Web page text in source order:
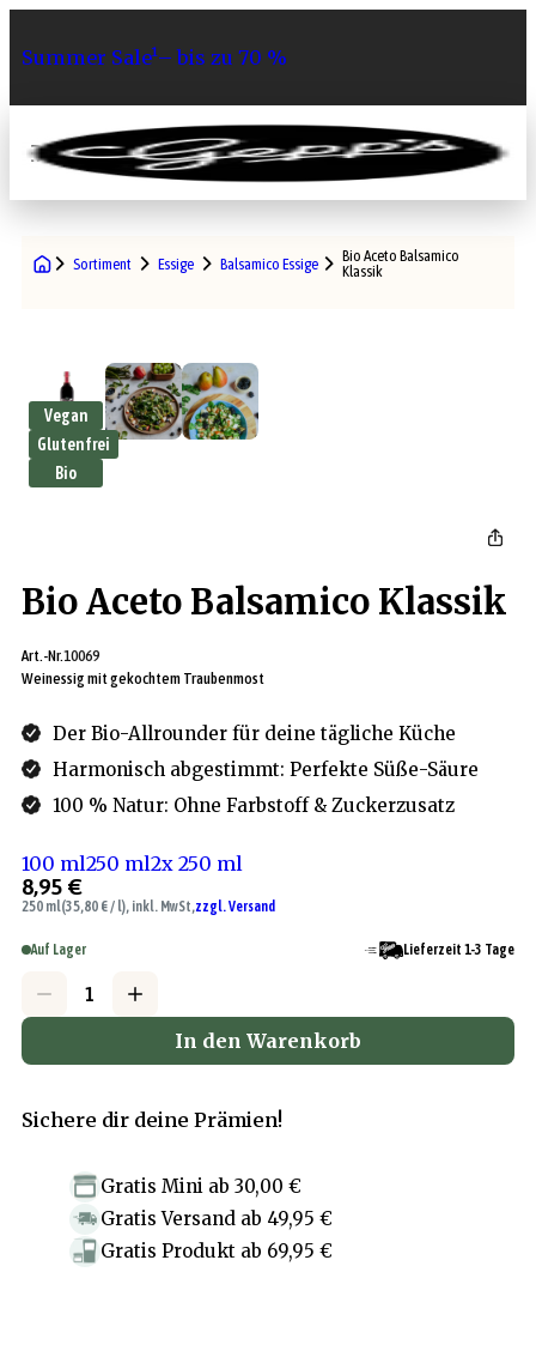
Summer Sale¹– bis zu 70 %
0
Sortiment Essige Balsamico Essige
Bio Aceto Balsamico
Klassik
Vegan
Glutenfrei
Bio
Bio Aceto Balsamico Klassik
Art.-Nr.10069
Weinessig mit gekochtem Traubenmost
Der Bio-Allrounder für deine tägliche Küche
Harmonisch abgestimmt: Perfekte Süße-Säure
100 % Natur: Ohne Farbstoff & Zuckerzusatz
100 ml250 ml2x 250 ml
8,95 €
250 ml(35,80 € / l), inkl. MwSt,zzgl. Versand
Auf Lager Lieferzeit 1-3 Tage
In den Warenkorb
Sichere dir deine Prämien!
Gratis Mini ab 30,00 €
Gratis Versand ab 49,95 €
Gratis Produkt ab 69,95 €